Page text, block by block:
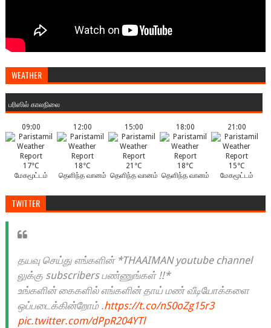
WEATHER
பரிஸில் காலநிலை
09:00
17°C
மேகமூட்டம்
12:00
18°C
தெளிந்த வானம்
15:00
21°C
தெளிந்த வானம்
18:00
18°C
தெளிந்த வானம்
21:00
15°C
மேகமூட்டம்
TWITTER
தயவு செய்து எங்களின் *THAAIMAN youtube channel
லுக்கு subscribers பண்ணுங்கள் !!*
உங்களின் கைகளில் எங்களின் தாய் மண் வீடியோக்களை
ஒப்படைக்கின்றோம் .https://t.co/nS0oZg15r3
pic.twitter.com/dPpR204YTl